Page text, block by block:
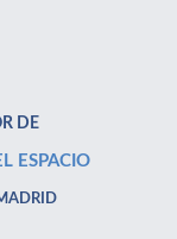
DE
ESPACIO